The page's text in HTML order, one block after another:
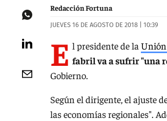
Redacción Fortuna
JUEVES 16 DE AGOSTO DE 2018 | 10:39
E l presidente de la
fabril va a sufrir "una
Gobierno.
Según el dirigente, el ajuste
las economías regionales".